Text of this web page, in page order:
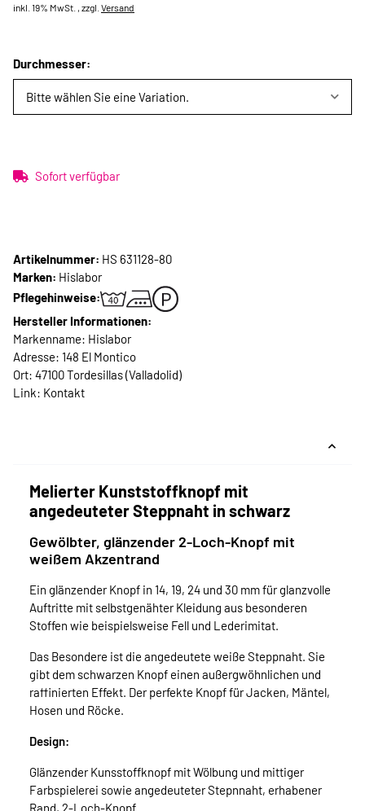
inkl. 19% MwSt. , zzgl. Versand
Durchmesser:
Bitte wählen Sie eine Variation.
Sofort verfügbar
Artikelnummer: HS 631128-80
Marken: Hislabor
Pflegehinweise:
Hersteller Informationen:
Markenname: Hislabor
Adresse: 148 El Montico
Ort: 47100 Tordesillas (Valladolid)
Link: Kontakt
Melierter Kunststoffknopf mit
angedeuteter Steppnaht in schwarz
Gewölbter, glänzender 2-Loch-Knopf mit
weißem Akzentrand
Ein glänzender Knopf in 14, 19, 24 und 30 mm für glanzvolle
Auftritte mit selbstgenähter Kleidung aus besonderen
Stoffen wie beispielsweise Fell und Lederimitat.
Das Besondere ist die angedeutete weiße Steppnaht. Sie
gibt dem schwarzen Knopf einen außergwöhnlichen und
raffinierten Effekt. Der perfekte Knopf für Jacken, Mäntel,
Hosen und Röcke.
Design:
Glänzender Kunsstoffknopf mit Wölbung und mittiger
Farbspielerei sowie angedeuteter Stepnnaht, erhabener
Rand, 2-Loch-Knopf